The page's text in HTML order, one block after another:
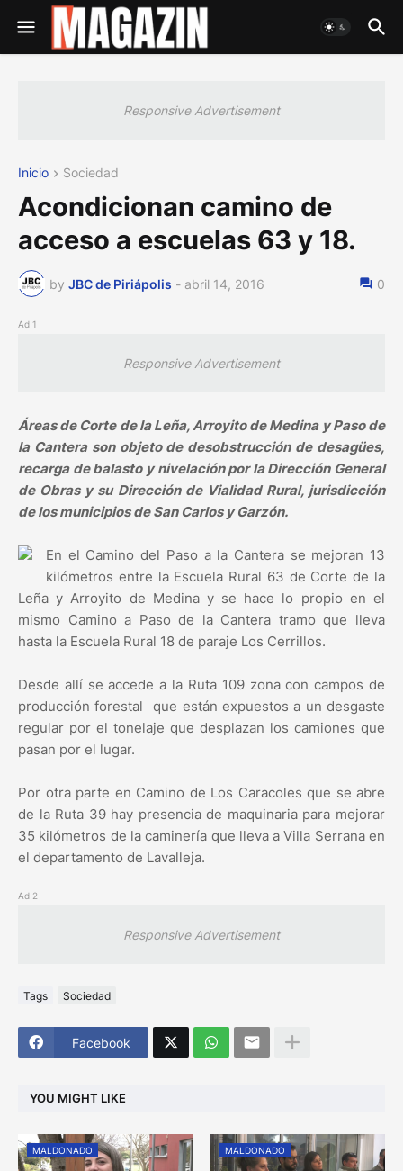
Responsive Advertisement
Inicio Sociedad
Acondicionan camino de
acceso a escuelas 63 y 18.
by JBC de Piriápolis - abril 14, 2016 0
Ad 1
Responsive Advertisement
Áreas de Corte de la Leña, Arroyito de Medina y Paso de
la Cantera son objeto de desobstrucción de desagües,
recarga de balasto y nivelación por la Dirección General
de Obras y su Dirección de Vialidad Rural, jurisdicción
de los municipios de San Carlos y Garzón.
En el Camino del Paso a la Cantera se mejoran 13
kilómetros entre la Escuela Rural 63 de Corte de la
Leña y Arroyito de Medina y se hace lo propio en el
mismo Camino a Paso de la Cantera tramo que lleva
hasta la Escuela Rural 18 de paraje Los Cerrillos.
Desde allí se accede a la Ruta 109 zona con campos de
producción forestal que están expuestos a un desgaste
regular por el tonelaje que desplazan los camiones que
pasan por el lugar.
Por otra parte en Camino de Los Caracoles que se abre
de la Ruta 39 hay presencia de maquinaria para mejorar
35 kilómetros de la caminería que lleva a Villa Serrana en
el departamento de Lavalleja.
Ad 2
Responsive Advertisement
Tags Sociedad
Facebook
YOU MIGHT LIKE
MALDONADO MALDONADO